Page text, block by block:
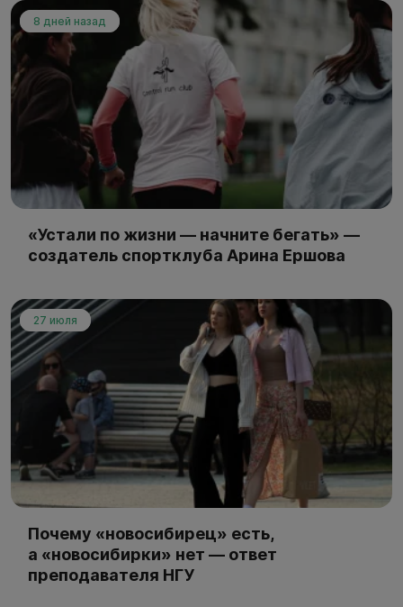
8 дней назад
«Устали по жизни — начните бегать» —
создатель спортклуба Арина Ершова
27 июля
Почему «новосибирец» есть,
а «новосибирки» нет — ответ
преподавателя НГУ